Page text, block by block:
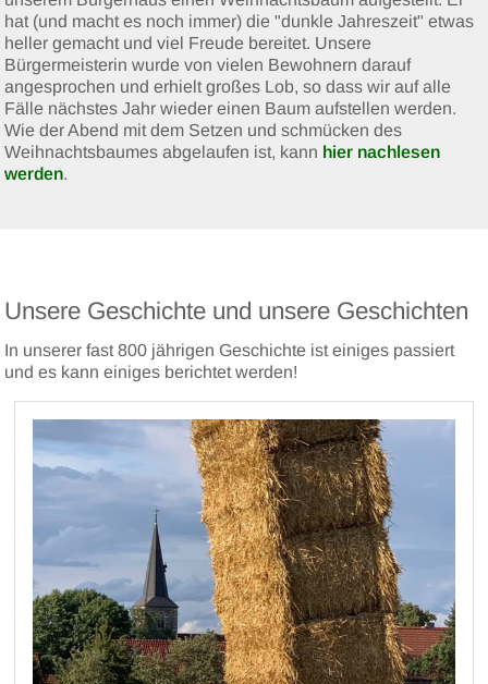
hat (und macht es noch immer) die "dunkle Jahreszeit" etwas
heller gemacht und viel Freude bereitet. Unsere
Bürgermeisterin wurde von vielen Bewohnern darauf
angesprochen und erhielt großes Lob, so dass wir auf alle
Fälle nächstes Jahr wieder einen Baum aufstellen werden.
Wie der Abend mit dem Setzen und schmücken des
Weihnachtsbaumes abgelaufen ist, kann hier nachlesen
werden.
Unsere Geschichte und unsere Geschichten
In unserer fast 800 jährigen Geschichte ist einiges passiert
und es kann einiges berichtet werden!